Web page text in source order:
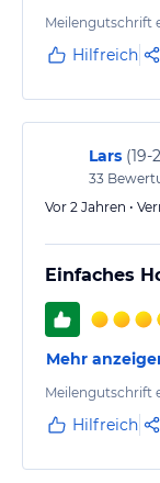
Meilengutschrift
Hilfreich
Lars (19-
33
Vor 2 Jahren •
Einfaches
Mehr
Meilengutschrift
Hilfreich